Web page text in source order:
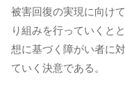
被害回復の実現に向け
り組みを行っていくと
想に基づく障がい者に
ていく決意である。